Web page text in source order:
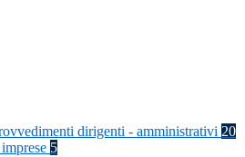
dirigenti - amministrativi 20
5